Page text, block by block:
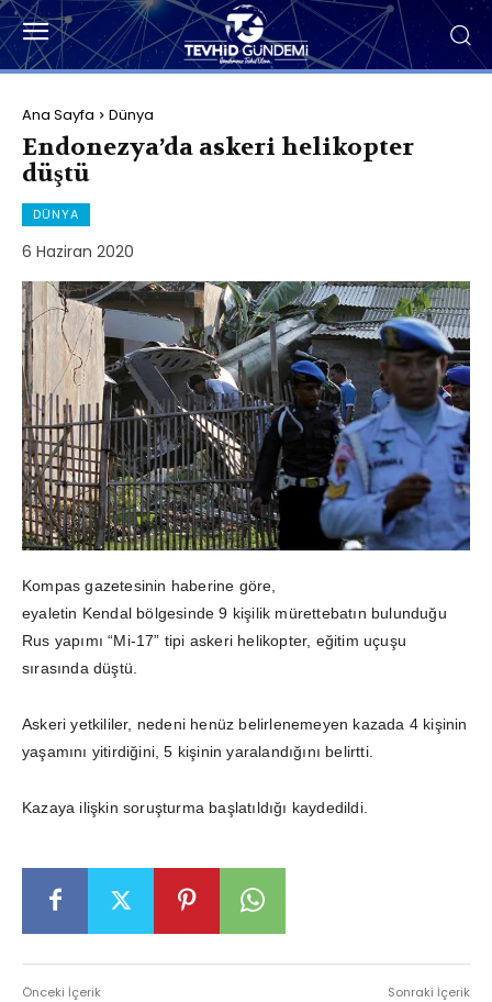
Ana Sayfa Dünya
Endonezya’da askeri helikopter
düştü
DÜNYA
6 Haziran 2020
Kompas gazetesinin haberine göre,
eyaletin Kendal bölgesinde 9 kişilik mürettebatın bulunduğu
Rus yapımı “Mi-17” tipi askeri helikopter, eğitim uçuşu
sırasında düştü.
Askeri yetkililer, nedeni henüz belirlenemeyen kazada 4 kişinin
yaşamını yitirdiğini, 5 kişinin yaralandığını belirtti.
Kazaya ilişkin soruşturma başlatıldığı kaydedildi.
Önceki İçerik Sonraki İçerik